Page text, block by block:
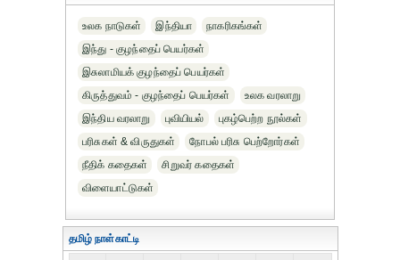
உலக நாடுகள் இந்தியா
நாகரிகங்கள்
இந்து - குழந்தைப் பெயர்கள்
இசுலாமியக் குழந்தைப் பெயர்கள்
கிருத்துவம் - குழந்தைப் பெயர்கள்
உலக வரலாறு
இந்திய வரலாறு
புவியியல்
புகழ்பெற்ற நூல்கள்
பரிசுகள் & விருதுகள்
நோபல் பரிசு‎ பெற்றோர்‎கள்
நீதிக் கதைகள்
சிறுவர் கதைகள்
விளையாட்டுகள்
தமிழ் நாள்காட்டி